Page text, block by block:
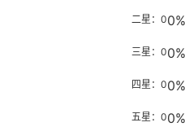
二星：00%
三星：00%
四星：00%
五星：00%